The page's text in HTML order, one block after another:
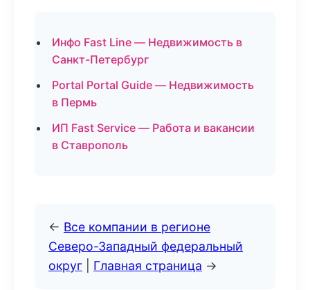
Инфо Fast Line — Недвижимость в
Санкт-Петербург
Portal Portal Guide — Недвижимость
в Пермь
ИП Fast Service — Работа и вакансии
в Ставрополь
← Все компании в регионе
Северо-Западный федеральный
округ
Главная страница →